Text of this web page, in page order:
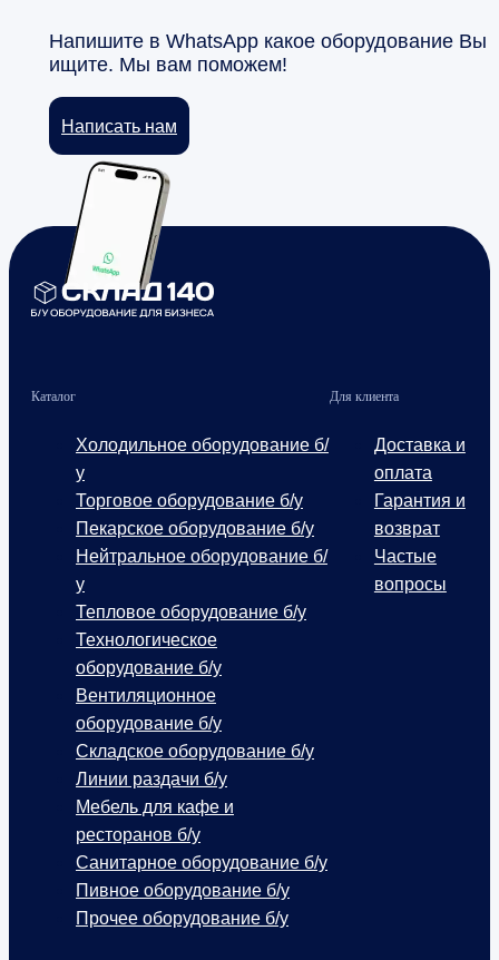
Напишите в WhatsApp какое оборудование Вы
ищите. Мы вам поможем!
Написать нам
Каталог
Холодильное оборудование б/
у
Торговое оборудование б/у
Пекарское оборудование б/у
Нейтральное оборудование б/
у
Тепловое оборудование б/у
Технологическое
оборудование б/у
Вентиляционное
оборудование б/у
Складское оборудование б/у
Линии раздачи б/у
Мебель для кафе и
ресторанов б/у
Санитарное оборудование б/у
Пивное оборудование б/у
Прочее оборудование б/у
Для клиента
Доставка и
оплата
Гарантия и
возврат
Частые
вопросы